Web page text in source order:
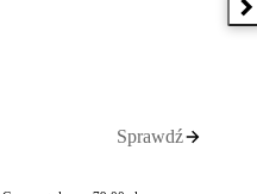
Sprawdź